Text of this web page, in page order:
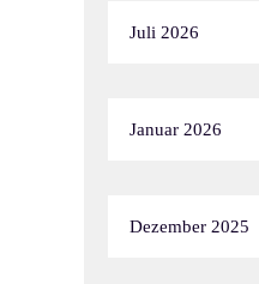
Juli 2026
Januar 2026
Dezember 2025